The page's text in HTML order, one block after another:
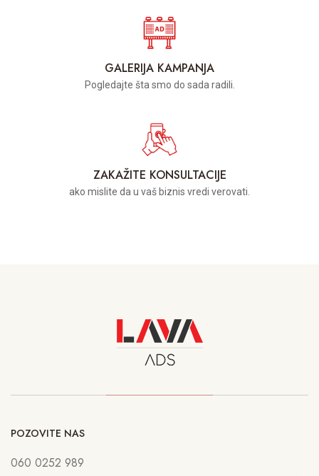
GALERIJA KAMPANJA
Pogledajte šta smo do sada radili.
ZAKAŽITE KONSULTACIJE
ako mislite da u vaš biznis vredi verovati.
POZOVITE NAS
060 0252 989